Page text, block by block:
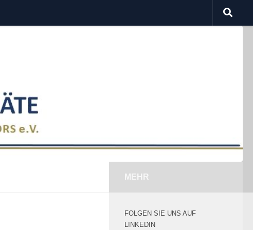
MEHR
FOLGEN SIE UNS AUF
LINKEDIN